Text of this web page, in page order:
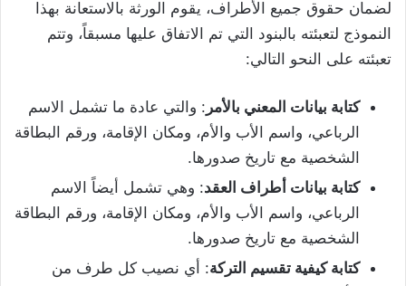
لضمان حقوق جميع الأطراف، يقوم الورثة بالاستعانة بهذا
النموذج لتعبئته بالبنود التي تم الاتفاق عليها مسبقاً، وتتم
تعبئته على النحو التالي:
كتابة بيانات المعني بالأمر : والتي عادة ما تشمل الاسم
الرباعي، واسم الأب والأم، ومكان الإقامة، ورقم البطاقة
الشخصية مع تاريخ صدورها.
كتابة بيانات أطراف العقد: وهي تشمل أيضاً الاسم
الرباعي، واسم الأب والأم، ومكان الإقامة، ورقم البطاقة
الشخصية مع تاريخ صدورها.
كتابة كيفية تقسيم التركة: أي نصيب كل طرف من